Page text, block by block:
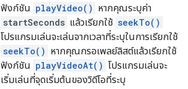
ฟังก์ชัน playVideo() หากคุณระบุค่า
startSeconds แล้วเรียกใช้ seekTo()
โปรแกรมเล่นจะเล่นจากเวลาที่ระบุในการเรียกใช้
seekTo() หากคุณกรอเพลย์ลิสต์แล้วเรียกใช้
ฟังก์ชัน playVideoAt() โปรแกรมเล่นจะ
เริ่มเล่นที่จุดเริ่มต้นของวิดีโอที่ระบุ